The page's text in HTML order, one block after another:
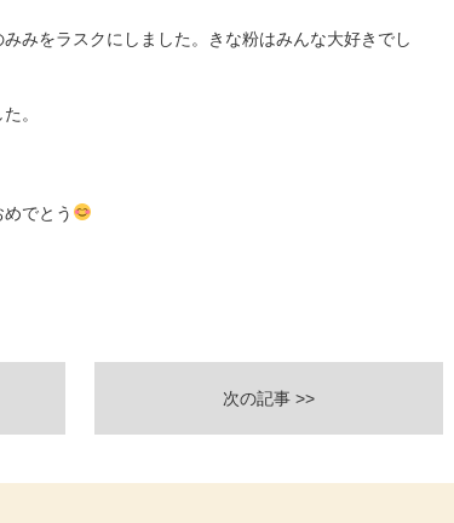
みをラスクにしました。きな粉はみんな大好きでし
。
でとう
次の記事 >>